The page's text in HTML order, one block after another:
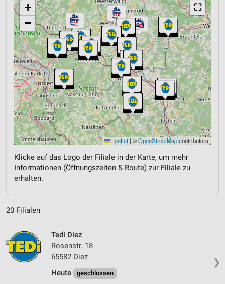
⛶
+
−
Leaflet| ©OpenStreetMapcontributors
Klicke auf das Logo der Filiale in der Karte, um mehr
Informationen (Öffnungszeiten & Route) zur Filiale zu
erhalten.
20 Filialen
❯
Tedi Diez
Rosenstr. 18
65582 Diez
Heute
geschlossen